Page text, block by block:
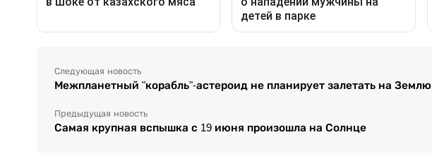
Следующая новость
Межпланетный "корабль"-астероид не планирует залетать на Землю
Предыдущая новость
Самая крупная вспышка с 19 июня произошла на Солнце